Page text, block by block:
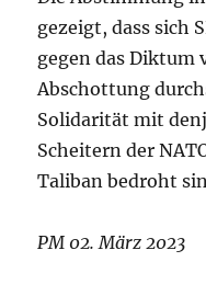
gezeigt, dass sich
gegen das Diktum
Abschottung
Solidarität mit
Scheitern der
Taliban bedroht
PM 02. März 2023